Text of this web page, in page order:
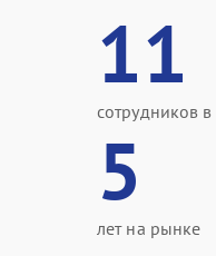
11
сотрудников в
5
лет на рынке